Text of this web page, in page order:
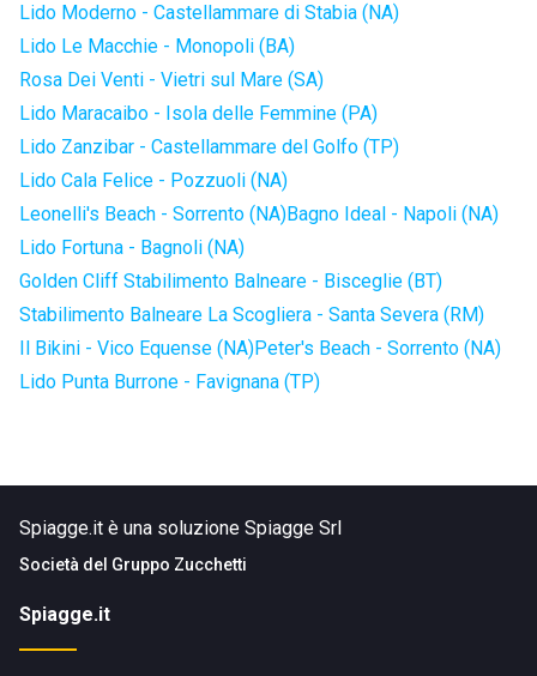
Lido Moderno - Castellammare di Stabia (NA)
Lido Le Macchie - Monopoli (BA)
Rosa Dei Venti - Vietri sul Mare (SA)
Lido Maracaibo - Isola delle Femmine (PA)
Lido Zanzibar - Castellammare del Golfo (TP)
Lido Cala Felice - Pozzuoli (NA)
Leonelli's Beach - Sorrento (NA)Bagno Ideal - Napoli (NA)
Lido Fortuna - Bagnoli (NA)
Golden Cliff Stabilimento Balneare - Bisceglie (BT)
Stabilimento Balneare La Scogliera - Santa Severa (RM)
Il Bikini - Vico Equense (NA)Peter's Beach - Sorrento (NA)
Lido Punta Burrone - Favignana (TP)
Spiagge.it è una soluzione Spiagge Srl
Società del Gruppo Zucchetti
Spiagge.it